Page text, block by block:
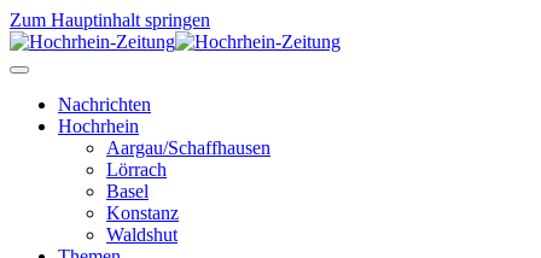
Zum Hauptinhalt springen
Nachrichten
Hochrhein
Aargau/Schaffhausen
Lörrach
Basel
Konstanz
Waldshut